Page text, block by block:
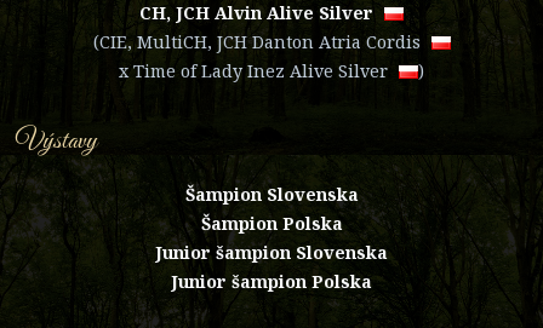
CH, JCH Alvin Alive Silver
(CIE, MultiCH, JCH Danton Atria Cordis
xTime of Lady Inez Alive Silver )
Výstavy
Šampion Slovenska
Šampion Polska
Junior šampion Slovenska
Junior šampion Polska